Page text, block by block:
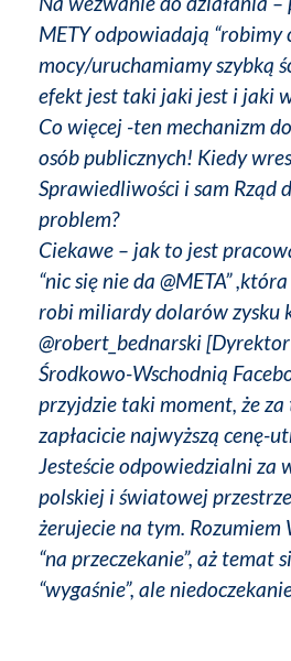
METY odpowiadają “robimy
mocy/uruchamiamy szybką
efekt jest taki jaki jest i jaki
Co więcej -ten mechanizm
osób publicznych! Kiedy
Sprawiedliwości i sam Rząd
problem?
Ciekawe – jak to jest
“nic się nie da @META”
robi miliardy dolarów zysku
@robert_bednarski
Środkowo-Wschodnią
przyjdzie taki moment, że za
zapłacicie najwyższą cenę-
Jesteście odpowiedzialni za
polskiej i światowej
żerujecie na tym. Rozumiem
“na przeczekanie”, aż temat
“wygaśnie”, ale